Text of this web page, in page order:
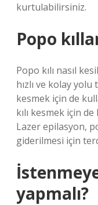
kurtulabilirsiniz.
Popo
Popo kılı nasıl
hızlı ve kolay yolu
kesmek için de
kılı kesmek için
Lazer epilasyon,
giderilmesi için
yapmalı?